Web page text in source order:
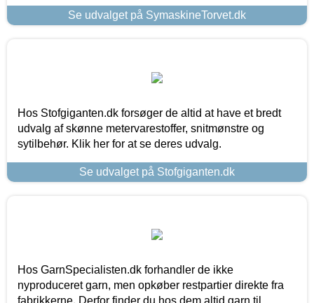
Se udvalget på SymaskineTorvet.dk
Hos Stofgiganten.dk forsøger de altid at have et bredt
udvalg af skønne metervarestoffer, snitmønstre og
sytilbehør. Klik her for at se deres udvalg.
Se udvalget på Stofgiganten.dk
Hos GarnSpecialisten.dk forhandler de ikke
nyproduceret garn, men opkøber restpartier direkte fra
fabrikkerne. Derfor finder du hos dem altid garn til